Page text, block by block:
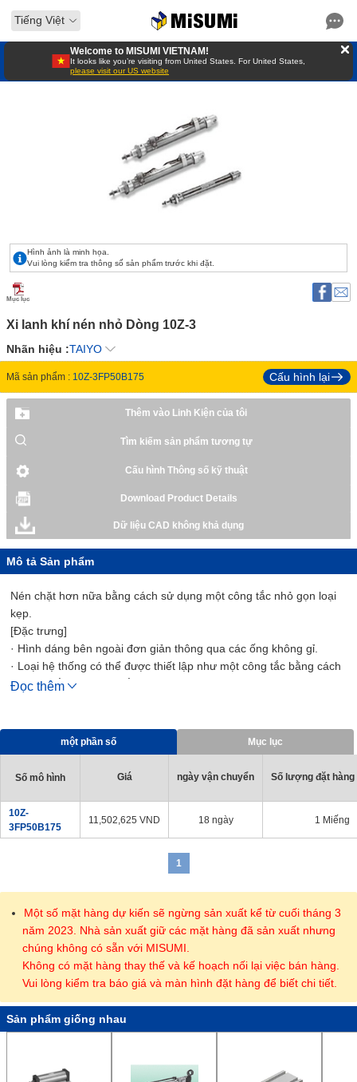
Tiếng Việt
Welcome to MISUMI VIETNAM!
It looks like you’re visiting from United States. For United States,
please visit our US website
Hình ảnh là minh họa.
Vui lòng kiểm tra thông số sản phẩm trước khi đặt.
Mục lục
Xi lanh khí nén nhỏ Dòng 10Z-3
Nhãn hiệu :TAIYO
Mã sản phẩm : 10Z-3FP50B175 Cấu hình lại
Thêm vào Linh Kiện của tôi
Tìm kiếm sản phẩm tương tự
Cấu hình Thông số kỹ thuật
Download Product Details
Dữ liệu CAD không khả dụng
Mô tả Sản phẩm
Nén chặt hơn nữa bằng cách sử dụng một công tắc nhỏ gọn loại
kẹp.
[Đặc trưng]
· Hình dáng bên ngoài đơn giản thông qua các ống không gỉ.
· Loại hệ thống có thể được thiết lập như một công tắc bằng cách
chỉ cần gắn một công tắc vào thân xi lanh chính.
pháp hỗ trợ tốt nhất.
· Thép không gỉ (với lớp mạ crôm cứng) được sử dụng cho các
thanh piston có đường kính trong tiêu chuẩn từ ø20 đến ø32.
Đọc thêm
một phần số Mục lục
Số mô hình Giá ngày vận chuyển Số lượng đặt hàng
10Z-
3FP50B175
11,502,625 VND 18 ngày 1 Miếng
1
Một số mặt hàng dự kiến sẽ ngừng sản xuất kể từ cuối tháng 3
năm 2023. Nhà sản xuất giữ các mặt hàng đã sản xuất nhưng
chúng không có sẵn với MISUMI.
Không có mặt hàng thay thế và kế hoạch nối lại việc bán hàng.
Vui lòng kiểm tra báo giá và màn hình đặt hàng để biết chi tiết.
Sản phẩm giống nhau